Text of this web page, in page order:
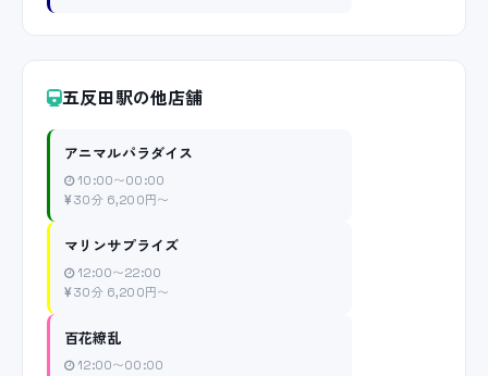
五反田駅の他店舗
アニマルパラダイス
10:00〜00:00
30分 6,200円〜
マリンサプライズ
12:00〜22:00
30分 6,200円〜
百花繚乱
12:00〜00:00